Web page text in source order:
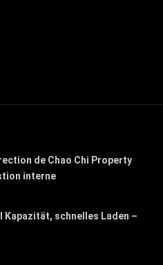
de Chao Chi Property
interne
Kapazität, schnelles Laden –